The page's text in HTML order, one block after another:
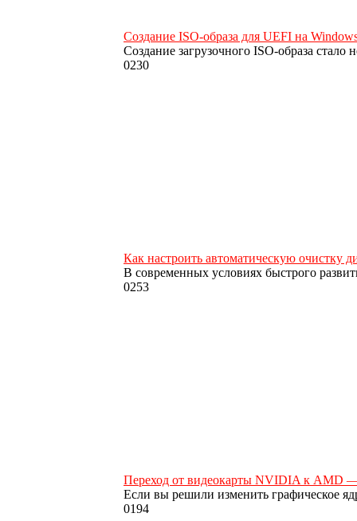
Создание ISO-образа для UEFI на
Создание загрузочного ISO-образа стало
0230
Как настроить автоматическую очистку
В современных условиях быстрого
0253
Переход от видеокарты NVIDIA к AMD
Если вы решили изменить графическое
0194